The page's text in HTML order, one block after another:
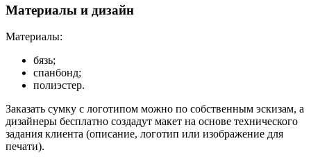
Материалы и дизайн
Материалы:
бязь;
спанбонд;
полиэстер.
Заказать сумку с логотипом можно по собственным эскизам, а
дизайнеры бесплатно создадут макет на основе технического
задания клиента (описание, логотип или изображение для
печати).